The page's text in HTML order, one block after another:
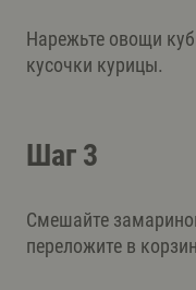
Нарежьте овощи
кусочки курицы.
Шаг 3
Смешайте
переложите в